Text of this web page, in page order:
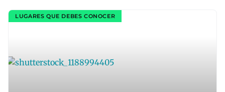
LUGARES QUE DEBES CONOCER